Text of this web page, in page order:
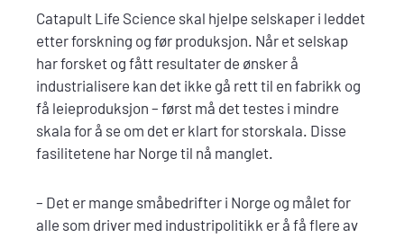
Catapult Life Science skal hjelpe selskaper i leddet
etter forskning og før produksjon. Når et selskap
har forsket og fått resultater de ønsker å
industrialisere kan det ikke gå rett til en fabrikk og
få leieproduksjon – først må det testes i mindre
skala for å se om det er klart for storskala. Disse
fasilitetene har Norge til nå manglet.
– Det er mange småbedrifter i Norge og målet for
alle som driver med industripolitikk er å få flere av